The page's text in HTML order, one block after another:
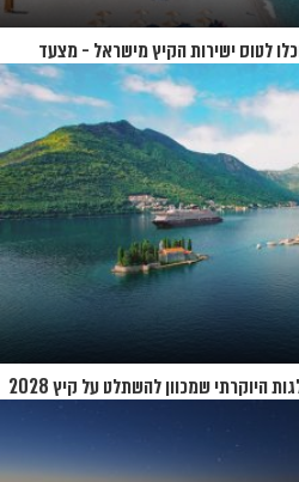
לטוס ישירות הקיץ מישראל - מצעד